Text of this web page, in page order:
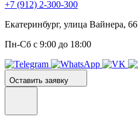
+7 (912) 2-300-300
Екатеринбург, улица Вайнера, 66
Пн-Сб с 9:00 до 18:00
Оставить заявку